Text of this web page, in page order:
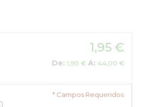
1,95 €
De: 1,95 € A: 44,00 €
* Campos Requeridos